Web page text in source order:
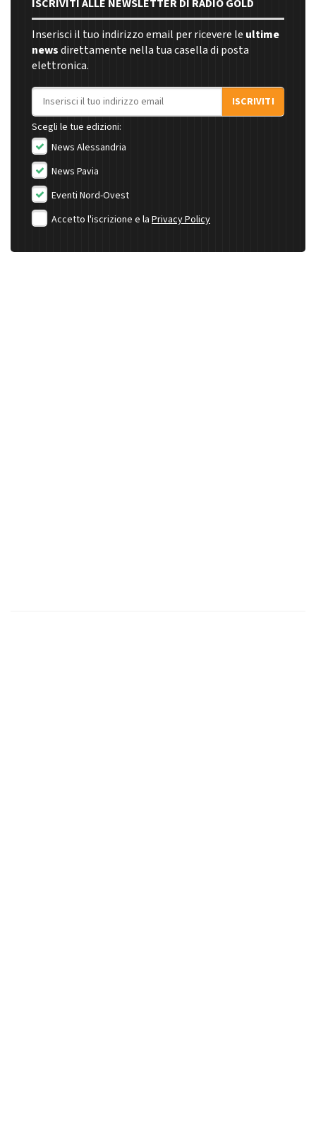
ISCRIVITI ALLE NEWSLETTER DI RADIO GOLD
Inserisci il tuo indirizzo email per ricevere le ultime
newsdirettamente nella tua casella di posta
elettronica.
Indirizzo email
ISCRIVITI
Scegli le tue edizioni:
News Alessandria
News Pavia
Eventi Nord-Ovest
Accetto l'iscrizione e la Privacy Policy